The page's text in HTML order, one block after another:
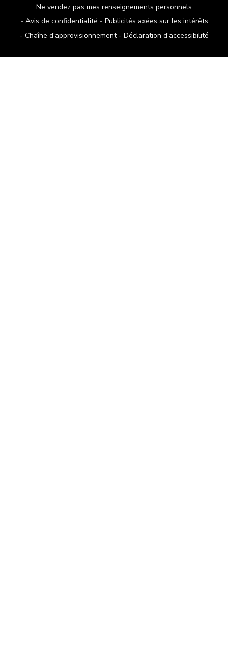
Ne vendez pas mes renseignements personnels
Avis de confidentialité
Publicités axées sur les intérêts
Chaîne d'approvisionnement
Déclaration d'accessibilité